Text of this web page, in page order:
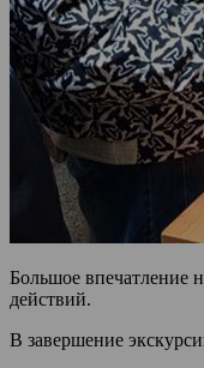
Большое впечатление
действий.
В завершение